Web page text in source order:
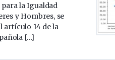
para la Igualdad
y Hombres, se
artículo 14 de la
[…]